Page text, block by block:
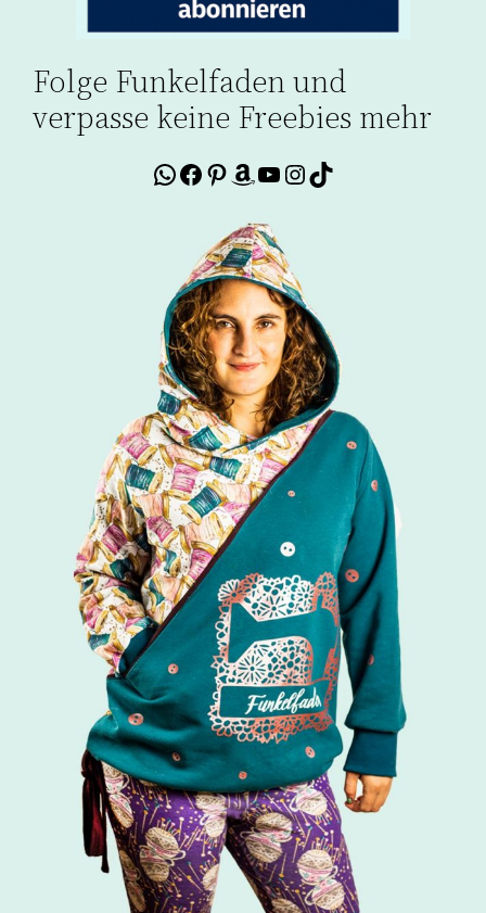
Folge Funkelfaden und
verpasse keine Freebies mehr
WhatsApp
Facebook
Pinterest
Amazon
YouTube
Instagram
TikTok